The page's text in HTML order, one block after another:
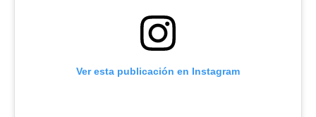
Ver esta publicación en Instagram